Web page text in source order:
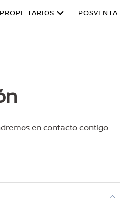
PROPIETARIOS POSVENTA